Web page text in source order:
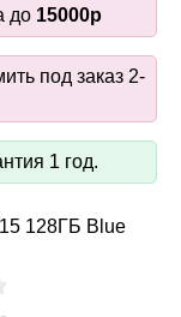
до 15000р
под заказ 2-
1 год.
128ГБ Blue